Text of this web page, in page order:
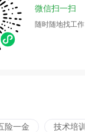
微信扫一扫
随时随地找工作
险一金 技术培训